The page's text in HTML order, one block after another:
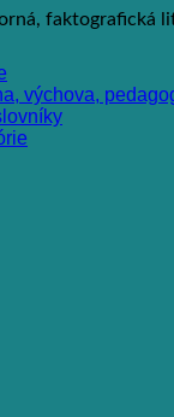
faktografická
výchova,